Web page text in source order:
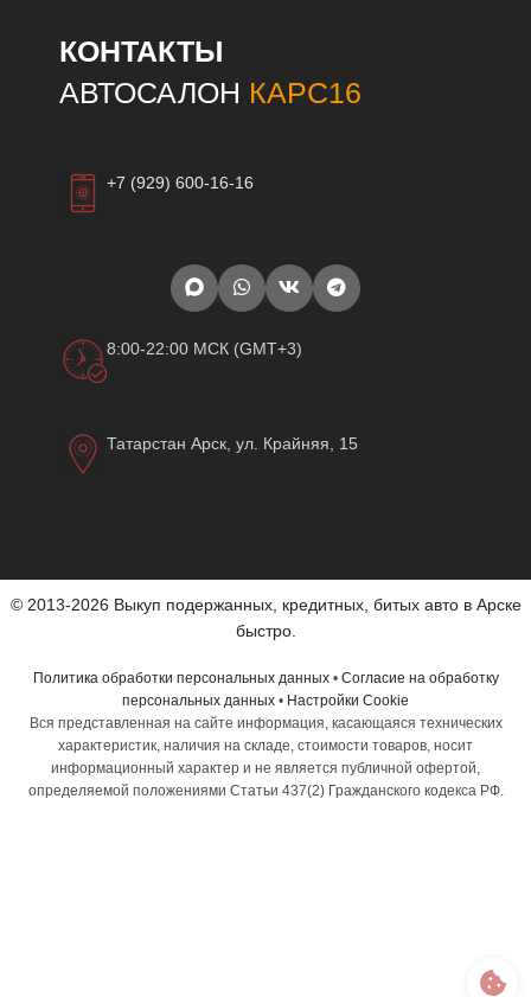
КОНТАКТЫ
АВТОСАЛОН КАРС16
+7 (929) 600-16-16
8:00-22:00 МСК (GMT+3)
Татарстан Арск, ул. Крайняя, 15
© 2013-2026 Выкуп подержанных, кредитных, битых авто в Арске
быстро.
Политика обработки персональных данных• Согласие на обработку
персональных данных • Настройки Cookie
Вся представленная на сайте информация, касающаяся технических
характеристик, наличия на складе, стоимости товаров, носит
информационный характер и не является публичной офертой,
определяемой положениями Статьи 437(2) Гражданского кодекса РФ.